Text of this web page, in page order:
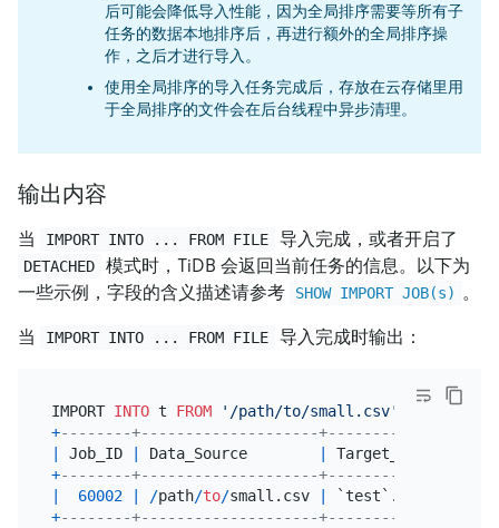
后可能会降低导入性能，因为全局排序需要等所有子
任务的数据本地排序后，再进行额外的全局排序操
作，之后才进行导入。
使用全局排序的导入任务完成后，存放在云存储里用
于全局排序的文件会在后台线程中异步清理。
输出内容
当 IMPORT INTO ... FROM FILE 导入完成，或者开启了
DETACHED
模式时，TiDB 会返回当前任务的信息。以下为
一些示例，字段的含义描述请参考
SHOW IMPORT JOB(s) 。
当 IMPORT INTO ... FROM FILE 导入完成时输出：
IMPORT INTO t FROM '/path/to/small.csv'
+--------+--------------------+--------------
Job_ID Data_Source Target_Table
+--------+--------------------+--------------
60002 /path/to/small.csv `test`.`t`
+--------+--------------------+--------------